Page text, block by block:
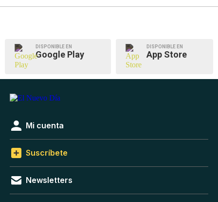
DISPONIBLE EN
Google Play
DISPONIBLE EN
App Store
Mi cuenta
Suscríbete
Newsletters